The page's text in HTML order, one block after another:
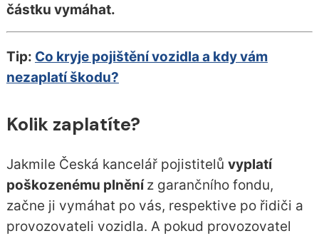
částku vymáhat.
Tip: Co kryje pojištění vozidla a kdy vám
nezaplatí škodu?
Kolik zaplatíte?
Jakmile Česká kancelář pojistitelů vyplatí
poškozenému plněníz garančního fondu,
začne ji vymáhat po vás, respektive po řidiči a
provozovateli vozidla. A pokud provozovatel